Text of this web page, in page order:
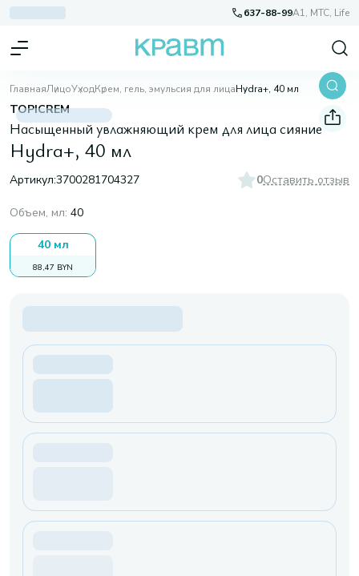
637-88-99A1, МТС, Life
ГлавнаяЛицоУходКрем, гель, эмульсия для лицаHydra+, 40 мл
TOPICREM
Насыщенный увлажняющий крем для лица сияние
Hydra+, 40 мл
Артикул:3700281704327 0Оставить отзыв
Объем, мл: 40
40 мл
88,47 BYN